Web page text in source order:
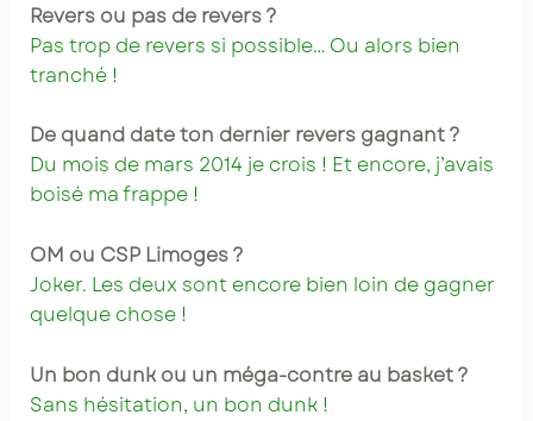
Revers ou pas de revers ?
Pas trop de revers si possible… Ou alors bien
tranché !
De quand date ton dernier revers gagnant ?
Du mois de mars 2014 je crois ! Et encore, j’avais
boisé ma frappe !
OM ou CSP Limoges ?
Joker. Les deux sont encore bien loin de gagner
quelque chose !
Un bon dunk ou un méga-contre au basket ?
Sans hésitation, un bon dunk !